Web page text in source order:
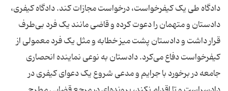
دادگاه طی یک کیفرخواست، درخواست مجازات کند. دادگاه کیفری،
دادستان و متهمان را دعوت کرده و قاضی مانند یک فرد بی‌طرف
قرار داشت و دادستان پشت میز خطابه و مثل یک فرد معمولی از
کیفرخواست دفاع می‌کرد. دادستان به نوعی نماینده انحصاری
جامعه در برخورد با جرایم و مدعی شروع یک دعوای کیفری در